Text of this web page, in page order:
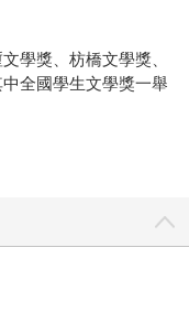
學獎、枋橋文學獎、
全國學生文學獎一舉